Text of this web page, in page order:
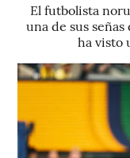
El futbolista
una de sus
ha visto